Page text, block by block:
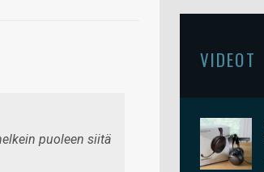
puoleen siitä
VIDEOT